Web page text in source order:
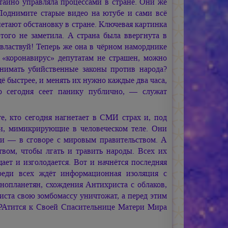
старые видео на ютубе и сами всё
обстановку в стране. Ключевая картинка
не заметила. А страна была ввергнута в
Теперь же она в чёрном наморднике
депутатам не страшен, можно
убийственные законы против народа?
быстрее, и менять их нужно каждые два часа,
сегодня сеет панику публично, — служат
кто сегодня нагнетает в СМИ страх и, под
мимикрирующие в человеческом теле. Они
— в сговоре с мировым правительством. А
чтобы лгать и травить народы. Всех их
и изголодается. Вот и начнётся последняя
всех ждёт информационная изоляция с
схождения Антихриста с облаков,
свою зомбомассу уничтожат, а перед этим
к Своей Спасительнице Матери Мира